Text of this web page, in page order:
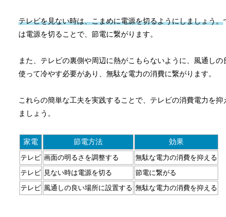
テレビを見ない時は、こまめに電源を切るようにしましょう。
は電源を切ることで、節電に繋がります。
また、テレビの裏側や周辺に熱がこもらないように、風通し
使って冷やす必要があり、無駄な電力の消費に繋がります。
これらの簡単な工夫を実践することで、テレビの消費電力を
ましょう。
家電 節電方法 効果
テレビ 画面の明るさを調整する 無駄な電力の消費を抑える
テレビ 見ない時は電源を切る 節電に繋がる
テレビ 風通しの良い場所に設置する 無駄な電力の消費を抑える